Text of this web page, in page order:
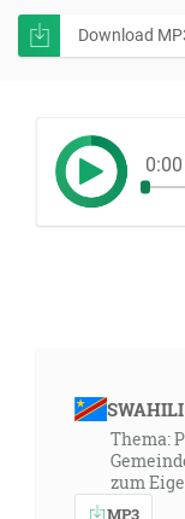
Download
0:00
SWAHILI
Thema:
zum
MP3